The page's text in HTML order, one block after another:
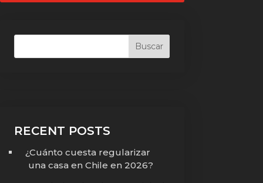
Buscar
RECENT POSTS
¿Cuánto cuesta regularizar
una casa en Chile en 2026?